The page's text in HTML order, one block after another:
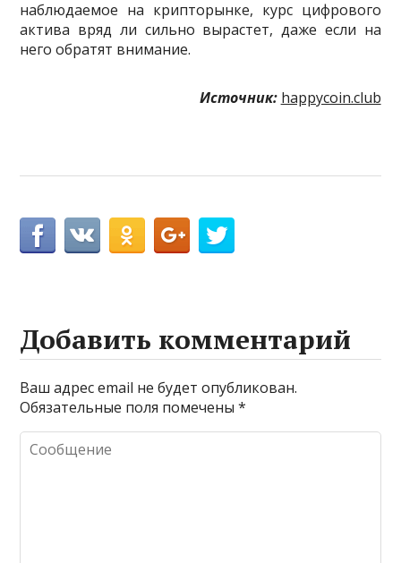
наблюдаемое на крипторынке, курс цифрового
актива вряд ли сильно вырастет, даже если на
него обратят внимание.
Источник: happycoin.club
Добавить комментарий
Ваш адрес email не будет опубликован.
Обязательные поля помечены*